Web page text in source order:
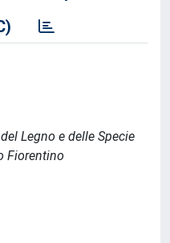
Legno e delle Specie
Fiorentino